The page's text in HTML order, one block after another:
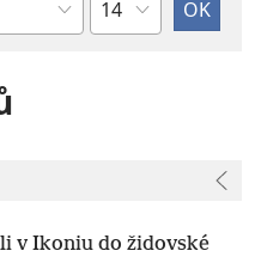
v Ikoniu do židovské